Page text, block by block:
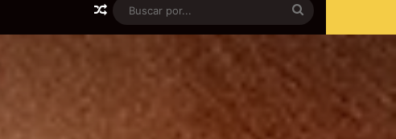
Artículo al azar
Buscar
por...